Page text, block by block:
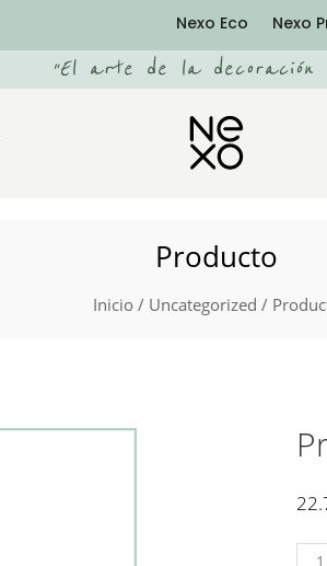
Nexo Eco Nexo
“El arte de la
Producto
Inicio / Uncategorized /